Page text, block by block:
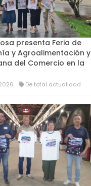
presenta Feria de
y Agroalimentación y
del Comercio en la
De total actualidad